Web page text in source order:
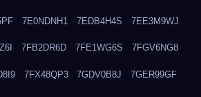
7E0NDNH1 7EDB4H4S 7EE3M9WJ
7FB2DR6D 7FE1WG6S 7FGV6NG8
7FX48QP3 7GDV0B8J 7GER99GF